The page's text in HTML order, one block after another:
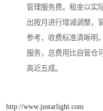
管理服务费。租金以实
出按月进行增减调整，
参考，收费标准清晰明
服务，总费用比自管仓
高近五成。
http://www.justarlight.com